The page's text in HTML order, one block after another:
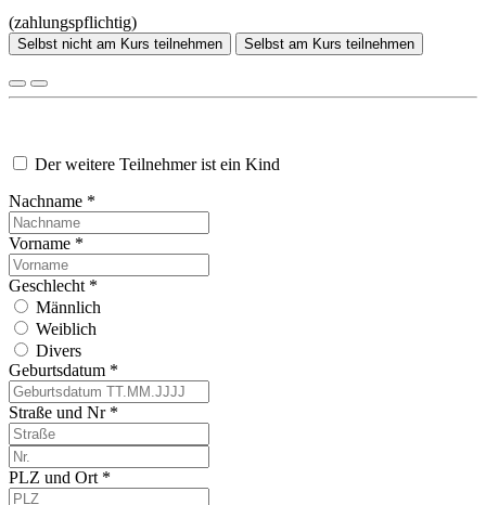
(zahlungspflichtig)
Selbst nicht am Kurs teilnehmen Selbst am Kurs teilnehmen
Der weitere Teilnehmer ist ein Kind
Nachname *
Vorname *
Geschlecht *
Männlich
Weiblich
Divers
Geburtsdatum *
Straße und Nr *
PLZ und Ort *